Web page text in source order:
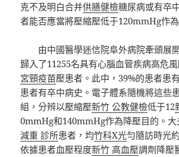
克不及明白合并供膳健檢糖尿病或有卒
者能否應當將壓縮壓低于120mmHg作
由中國醫學迷信院阜外病院牽頭展
歸入了11255名具有心腦血管疾病高危
宮頸疫苗壓患者。此中，39%的患者患
患者有卒中病史。電子體系隨機將這些
組，分辨以壓縮壓新竹 公教健檢低于12
0mmHg和140mmHg作為降壓目的。大
減重 診所患者，均竹科X光勻隨訪時光
依據患者血壓程度新竹 高血壓調劑降壓